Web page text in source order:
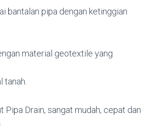
bantalan pipa dengan ketinggian
material geotextile yang
tanah.
Drain, sangat mudah, cepat dan